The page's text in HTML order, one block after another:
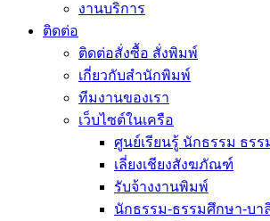
งานบริการ
ติดต่อ
ติดต่อสั่งซื้อ สั่งพิมพ์
เกี่ยวกับสำนักพิมพ์
ทีมงานของเรา
เว็บไซต์ในเครือ
ศูนย์เรียนรู้ นักธรรม ธร
เลี่ยงเชียงสังฆภัณฑ์
รับจ้างงานพิมพ์
นักธรรม-ธรรมศึกษา-บา